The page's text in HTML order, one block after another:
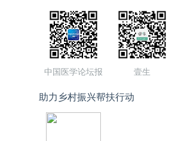
中国医学论坛报 壹生
助力乡村振兴帮扶行动